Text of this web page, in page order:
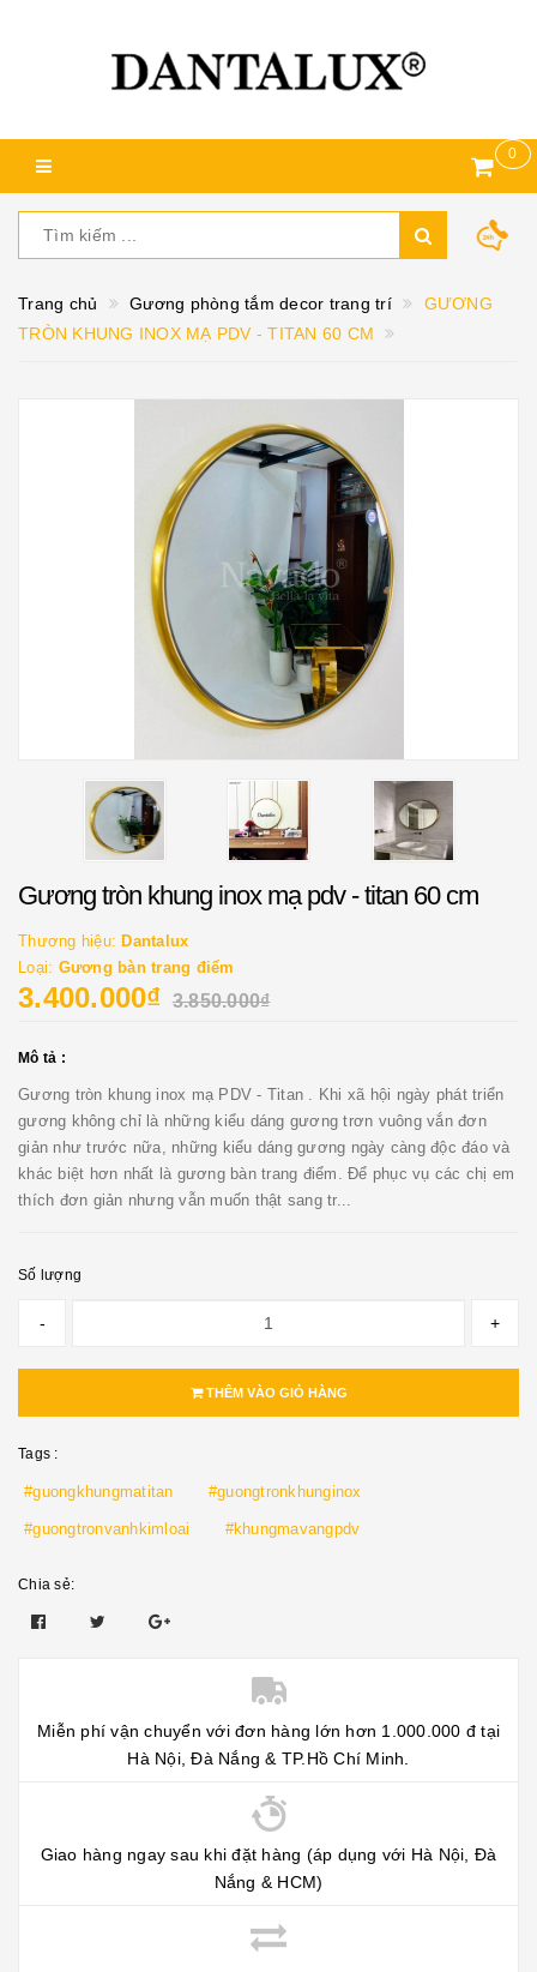
0
Trang chủ Gương phòng tắm decor trang trí
GƯƠNG
TRÒN KHUNG INOX MẠ PDV - TITAN 60 CM
Gương tròn khung inox mạ pdv - titan 60 cm
Thương hiệu: Dantalux
Loại: Gương bàn trang điểm
3.400.000₫ 3.850.000₫
Mô tả :
Gương tròn khung inox mạ PDV - Titan . Khi xã hội ngày phát triển
gương không chỉ là những kiểu dáng gương trơn vuông vắn đơn
giản như trước nữa, những kiểu dáng gương ngày càng độc đáo và
khác biệt hơn nhất là gương bàn trang điểm. Để phục vụ các chị em
thích đơn giản nhưng vẫn muốn thật sang tr...
Số lượng
- +
THÊM VÀO GIỎ HÀNG
Tags :
#guongkhungmatitan #guongtronkhunginox
#guongtronvanhkimloai #khungmavangpdv
Chia sẻ:
Miễn phí vận chuyển với đơn hàng lớn hơn 1.000.000 đ tại
Hà Nội, Đà Nắng & TP.Hồ Chí Minh.
Giao hàng ngay sau khi đặt hàng (áp dụng với Hà Nội, Đà
Nắng & HCM)